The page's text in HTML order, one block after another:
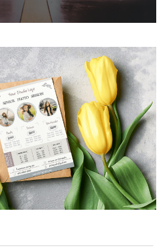
Please select
Free download